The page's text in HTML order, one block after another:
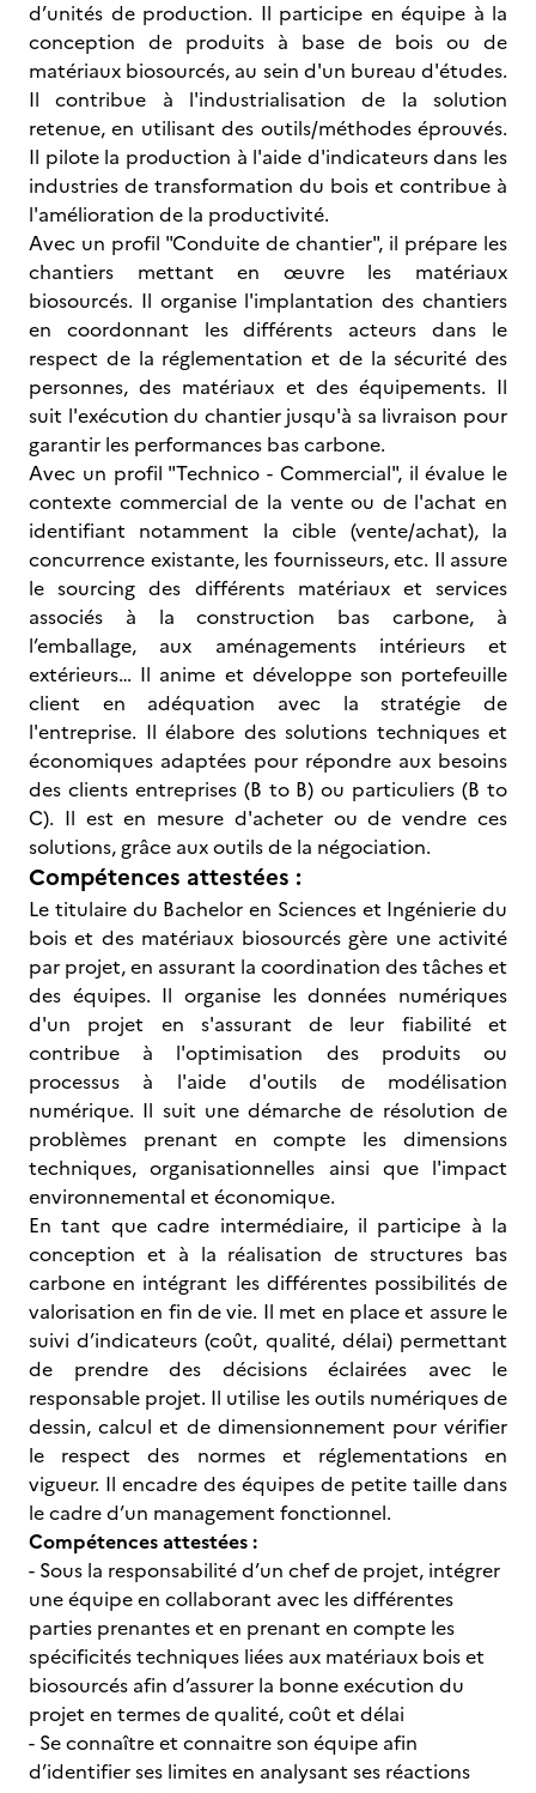
d’unités de production. Il participe en équipe à la
conception de produits à base de bois ou de
matériaux biosourcés, au sein d'un bureau d'études.
Il contribue à l'industrialisation de la solution
retenue, en utilisant des outils/méthodes éprouvés.
Il pilote la production à l'aide d'indicateurs dans les
industries de transformation du bois et contribue à
l'amélioration de la productivité.
Avec un profil "Conduite de chantier", il prépare les
chantiers mettant en œuvre les matériaux
biosourcés. Il organise l'implantation des chantiers
en coordonnant les différents acteurs dans le
respect de la réglementation et de la sécurité des
personnes, des matériaux et des équipements. Il
suit l'exécution du chantier jusqu'à sa livraison pour
garantir les performances bas carbone.
Avec un profil "Technico - Commercial", il évalue le
contexte commercial de la vente ou de l'achat en
identifiant notamment la cible (vente/achat), la
concurrence existante, les fournisseurs, etc. Il assure
le sourcing des différents matériaux et services
associés à la construction bas carbone, à
l’emballage, aux aménagements intérieurs et
extérieurs… Il anime et développe son portefeuille
client en adéquation avec la stratégie de
l'entreprise. Il élabore des solutions techniques et
économiques adaptées pour répondre aux besoins
des clients entreprises (B to B) ou particuliers (B to
C). Il est en mesure d'acheter ou de vendre ces
solutions, grâce aux outils de la négociation.
Compétences attestées :
Le titulaire du Bachelor en Sciences et Ingénierie du
bois et des matériaux biosourcés gère une activité
par projet, en assurant la coordination des tâches et
des équipes. Il organise les données numériques
d'un projet en s'assurant de leur fiabilité et
contribue à l'optimisation des produits ou
processus à l'aide d'outils de modélisation
numérique. Il suit une démarche de résolution de
problèmes prenant en compte les dimensions
techniques, organisationnelles ainsi que l'impact
environnemental et économique.
En tant que cadre intermédiaire, il participe à la
conception et à la réalisation de structures bas
carbone en intégrant les différentes possibilités de
valorisation en fin de vie. Il met en place et assure le
suivi d’indicateurs (coût, qualité, délai) permettant
de prendre des décisions éclairées avec le
responsable projet. Il utilise les outils numériques de
dessin, calcul et de dimensionnement pour vérifier
le respect des normes et réglementations en
vigueur. Il encadre des équipes de petite taille dans
le cadre d’un management fonctionnel.
Compétences attestées :
- Sous la responsabilité d’un chef de projet, intégrer
une équipe en collaborant avec les différentes
parties prenantes et en prenant en compte les
spécificités techniques liées aux matériaux bois et
biosourcés afin d’assurer la bonne exécution du
projet en termes de qualité, coût et délai
- Se connaître et connaitre son équipe afin
d’identifier ses limites en analysant ses réactions